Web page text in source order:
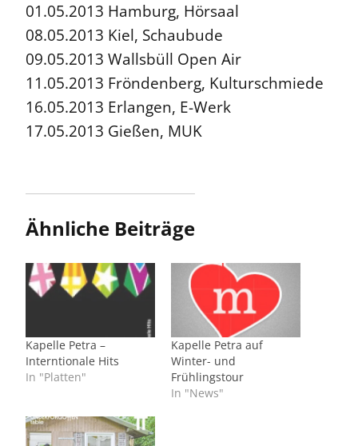
01.05.2013 Hamburg, Hörsaal
08.05.2013 Kiel, Schaubude
09.05.2013 Wallsbüll Open Air
11.05.2013 Fröndenberg, Kulturschmiede
16.05.2013 Erlangen, E-Werk
17.05.2013 Gießen, MUK
Ähnliche Beiträge
Kapelle Petra –
Interntionale Hits
In "Platten"
Kapelle Petra auf
Winter- und
Frühlingstour
In "News"